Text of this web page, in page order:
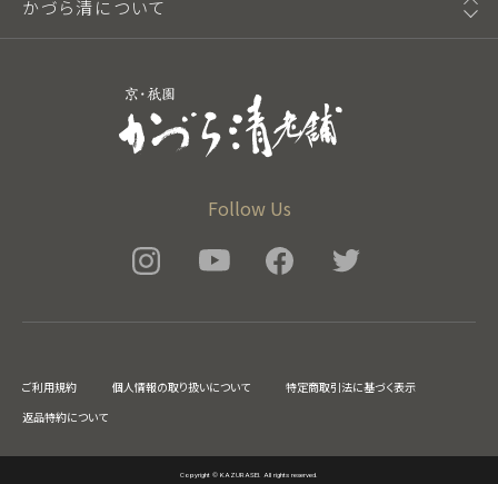
Follow Us
かづら清について
ご利用規約 個人情報の取り扱いについて
特定商取引法に基づく表示
返品特約について
Copyright © KAZURASEI. All rights reserved.